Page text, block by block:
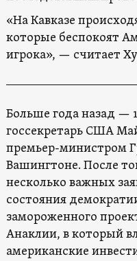
«На Кавказе
которые беспокоят
игрока», — считает
Больше года назад —
госсекретарь США
премьер-министром
Вашингтоне. После
несколько важных
состояния
замороженного
Анаклии, в который
американские